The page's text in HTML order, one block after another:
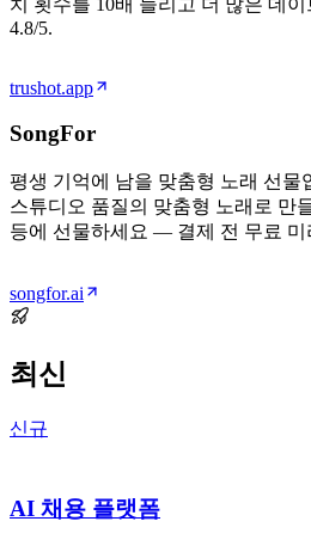
4.8/5.
trushot.app
SongFor
평생 기억에 남을 맞춤형 노래 선물
스튜디오 품질의 맞춤형 노래로 만
등에 선물하세요 — 결제 전 무료 미
songfor.ai
최신
신규
AI 채용 플랫폼